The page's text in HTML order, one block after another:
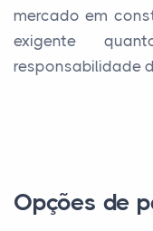
mercado em
exigente
responsabilidade
Opções de